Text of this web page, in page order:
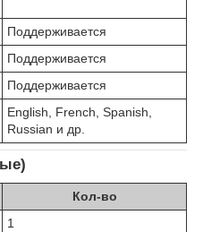
Поддерживается
Поддерживается
Поддерживается
English, French, Spanish,
Russian и др.
Кол-во
1